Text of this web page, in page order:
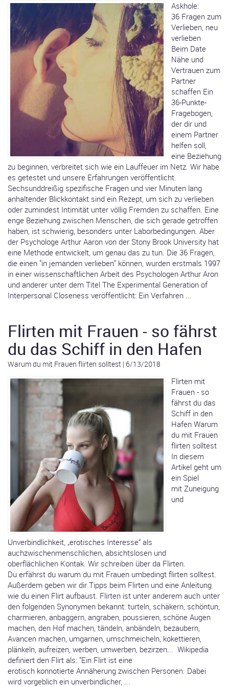
Askhole:
36 Fragen zum
Verlieben, neu
verlieben
Beim Date
Nähe und
Vertrauen zum
Partner
schaffen Ein
36-Punkte-
Fragebogen,
der dir und
einem Partner
helfen soll,
eine Beziehung
zu beginnen, verbreitet sich wie ein Lauffeuer im Netz. Wir habe
es getestet und unsere Erfahrungen veröffentlicht.
Sechsunddreißig spezifische Fragen und vier Minuten lang
anhaltender Blickkontakt sind ein Rezept, um sich zu verlieben
oder zumindest Intimität unter völlig Fremden zu schaffen. Eine
enge Beziehung zwischen Menschen, die sich gerade getroffen
haben, ist schwierig, besonders unter Laborbedingungen. Aber
der Psychologe Arthur Aaron von der Stony Brook University hat
eine Methode entwickelt, um genau das zu tun. Die 36 Fragen,
die einen "in jemanden verlieben" können, wurden erstmals 1997
in einer wissenschaftlichen Arbeit des Psychologen Arthur Aron
und anderer unter dem Titel The Experimental Generation of
Interpersonal Closeness veröffentlicht: Ein Verfahren ...
Flirten mit Frauen - so fährst
du das Schiff in den Hafen
Warum du mit Frauen flirten solltest | 6/13/2018
Flirten mit
Frauen - so
fährst du das
Schiff in den
Hafen Warum
du mit Frauen
flirten solltest
In diesem
Artikel geht um
ein Spiel
mit Zuneigung
und
Unverbindlichkeit, „erotisches Interesse“ als
auchzwischenmenschlichen, absichtslosen und
oberflächlichen Kontak. Wir schreiben über da Flirten.
Du erfährst du warum du mit Frauen umbedingt flirten solltest.
Außerdem geben wir dir Tipps beim Flirten und eine Anleitung
wie du einen Flirt aufbaust. Flirten ist unter anderem auch unter
den folgenden Synonymen bekannt: turteln, schäkern, schöntun,
charmieren, anbaggern, angraben, poussieren, schöne Augen
machen, den Hof machen, tändeln, anbändeln, bezaubern,
Avancen machen, umgarnen, umschmeicheln, kokettieren,
plänkeln, aufreizen, werben, umwerben, bezirzen... Wikipedia
definiert den Flirt als: "Ein Flirt ist eine
erotisch konnotierte Annäherung zwischen Personen. Dabei
wird vorgeblich ein unverbindlicher, ...